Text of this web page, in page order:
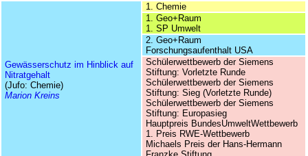
Gewässerschutz im Hinblick auf
Nitratgehalt
(Jufo: Chemie)
Marion Kreins
1. Chemie
1. Geo+Raum
1. SP Umwelt
2. Geo+Raum
Forschungs­aufenthalt USA
Schüler­wett­bewerb der Siemens
Stiftung: Vorletzte Runde
Schüler­wett­bewerb der Siemens
Stiftung: Sieg (Vorletzte Runde)
Schüler­wett­bewerb der Siemens
Stiftung: Europasieg
Haupt­preis Bundes­Umwelt­Wettbewerb
1. Preis RWE-Wettbewerb
Michaels Preis der Hans-Hermann